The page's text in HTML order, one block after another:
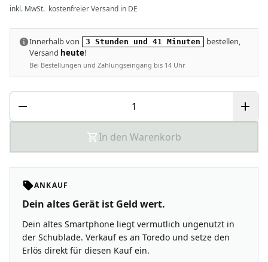
inkl. MwSt. kostenfreier Versand in DE
Innerhalb von 3 Stunden und 41 Minuten
bestellen,
Versand heute!
Bei Bestellungen und Zahlungseingang bis 14 Uhr
In den Warenkorb
ANKAUF
Dein altes Gerät ist Geld wert.
Dein altes Smartphone liegt vermutlich ungenutzt in
der Schublade. Verkauf es an Toredo und setze den
Erlös direkt für diesen Kauf ein.